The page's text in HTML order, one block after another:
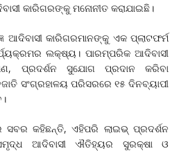
କାରିଗରଙ୍କୁ ମନୋନୀତ କରାଯାଇଛି।
କାରିଗରମାନଙ୍କୁ ଏକ ପ୍ଲାଟଫର୍ମ
ଲକ୍ଷ୍ୟ। ପାରମ୍ପରିକ ଆଦିବାସୀ
ପ୍ରଦର୍ଶନ ସୁଯୋଗ ପ୍ରଦାନ କରିବା
ସଂଗ୍ରହାଳୟ ପରିସରରେ ୧୫ ଦିନବ୍ୟାପୀ
ସବର କହିଛନ୍ତି, ଏହିପରି ଲାଇଭ୍ ପ୍ରଦର୍ଶନ
ଆଦିବାସୀ ଐତିହ୍ୟର ସୁରକ୍ଷା ଓ